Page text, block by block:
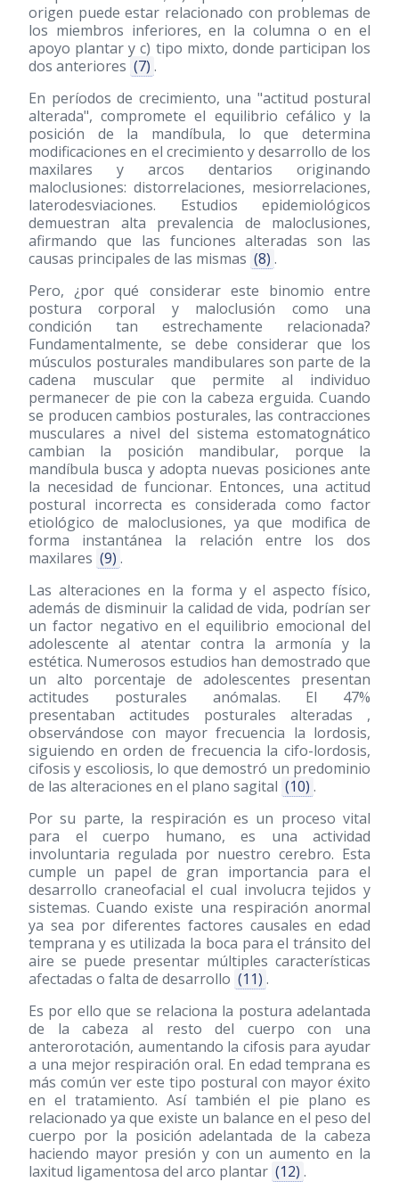
origen puede estar relacionado con problemas de
los miembros inferiores, en la columna o en el
apoyo plantar y c) tipo mixto, donde participan los
dos anteriores (7) .
En períodos de crecimiento, una "actitud postural
alterada", compromete el equilibrio cefálico y la
posición de la mandíbula, lo que determina
modificaciones en el crecimiento y desarrollo de los
maxilares y arcos dentarios originando
maloclusiones: distorrelaciones, mesiorrelaciones,
laterodesviaciones. Estudios epidemiológicos
demuestran alta prevalencia de maloclusiones,
afirmando que las funciones alteradas son las
causas principales de las mismas (8) .
Pero, ¿por qué considerar este binomio entre
postura corporal y maloclusión como una
condición tan estrechamente relacionada?
Fundamentalmente, se debe considerar que los
músculos posturales mandibulares son parte de la
cadena muscular que permite al individuo
permanecer de pie con la cabeza erguida. Cuando
se producen cambios posturales, las contracciones
musculares a nivel del sistema estomatognático
cambian la posición mandibular, porque la
mandíbula busca y adopta nuevas posiciones ante
la necesidad de funcionar. Entonces, una actitud
postural incorrecta es considerada como factor
etiológico de maloclusiones, ya que modifica de
forma instantánea la relación entre los dos
maxilares (9) .
Las alteraciones en la forma y el aspecto físico,
además de disminuir la calidad de vida, podrían ser
un factor negativo en el equilibrio emocional del
adolescente al atentar contra la armonía y la
estética. Numerosos estudios han demostrado que
un alto porcentaje de adolescentes presentan
actitudes posturales anómalas. El 47%
presentaban actitudes posturales alteradas ,
observándose con mayor frecuencia la lordosis,
siguiendo en orden de frecuencia la cifo-lordosis,
cifosis y escoliosis, lo que demostró un predominio
de las alteraciones en el plano sagital (10) .
Por su parte, la respiración es un proceso vital
para el cuerpo humano, es una actividad
involuntaria regulada por nuestro cerebro. Esta
cumple un papel de gran importancia para el
desarrollo craneofacial el cual involucra tejidos y
sistemas. Cuando existe una respiración anormal
ya sea por diferentes factores causales en edad
temprana y es utilizada la boca para el tránsito del
aire se puede presentar múltiples características
afectadas o falta de desarrollo (11) .
Es por ello que se relaciona la postura adelantada
de la cabeza al resto del cuerpo con una
anterorotación, aumentando la cifosis para ayudar
a una mejor respiración oral. En edad temprana es
más común ver este tipo postural con mayor éxito
en el tratamiento. Así también el pie plano es
relacionado ya que existe un balance en el peso del
cuerpo por la posición adelantada de la cabeza
haciendo mayor presión y con un aumento en la
laxitud ligamentosa del arco plantar (12) .